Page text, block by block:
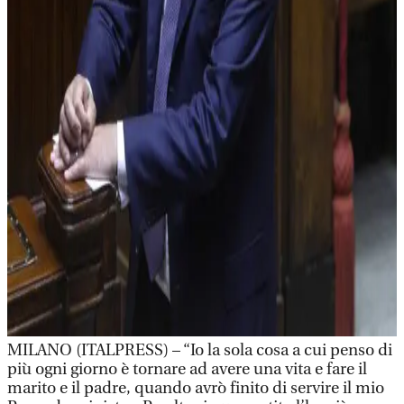
MILANO (ITALPRESS) – “Io la sola cosa a cui penso di
più ogni giorno è tornare ad avere una vita e fare il
marito e il padre, quando avrò finito di servire il mio